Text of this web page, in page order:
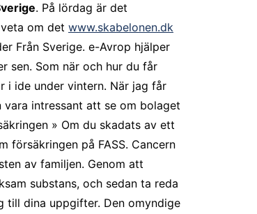
. På lördag är det
om det www.skabelonen.dk
Från Sverige. e-Avrop hjälper
sen. Som när och hur du får
i ide under vintern. När jag får
intressant att se om bolaget
» Om du skadats av ett
försäkringen på FASS. Cancern
av familjen. Genom att
substans, och sedan ta reda
till dina uppgifter. Den omyndige